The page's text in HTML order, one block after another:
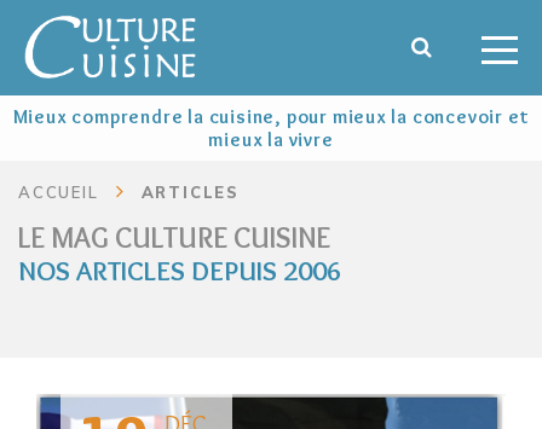
Mieux comprendre la cuisine, pour mieux la concevoir et
mieux la vivre
LE MAG CULTURE CUISINE
NOS ARTICLES DEPUIS 2006
ACCUEIL ARTICLES